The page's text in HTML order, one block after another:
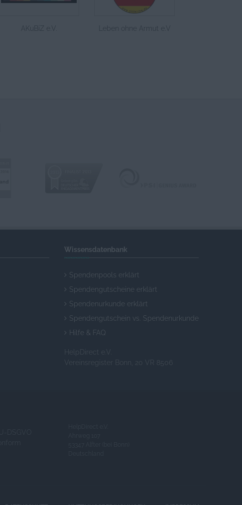
AKuBiZ e.V. Leben ohne Armut e.V
Wissensdatenbank
Spendenpools erklärt
Spendengutscheine erklärt
Spendenurkunde erklärt
Spendengutschein vs. Spendenurkunde
Hilfe & FAQ
HelpDirect e.V.
Vereinsregister Bonn, 20 VR 8506